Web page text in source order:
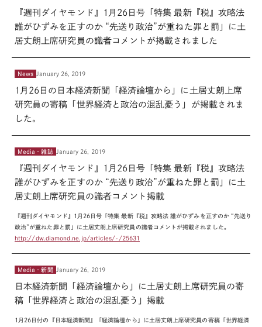
『週刊ダイヤモンド』1月26日号「特集 最新『税』攻略法
誰がひずみを正すのか “先送り政治”が重ねた罪と罰」に土
居丈朗上席研究員の識者コメントが掲載されました
News January 26, 2019
1月26日の日本経済新聞「経済論壇から」に土居丈朗上席
研究員の寄稿「世界経済と政治の混乱憂う」が掲載されま
した。
Media・雑誌 January 26, 2019
『週刊ダイヤモンド』1月26日号「特集 最新『税』攻略法
誰がひずみを正すのか “先送り政治”が重ねた罪と罰」に土
居丈朗上席研究員の識者コメント掲載
『週刊ダイヤモンド』1月26日号「特集 最新『税』攻略法 誰がひずみを正すのか “先送り
政治”が重ねた罪と罰」に土居丈朗上席研究員の識者コメントが掲載されました。
http://dw.diamond.ne.jp/articles/-/25631
Media・新聞 January 26, 2019
日本経済新聞「経済論壇から」に土居丈朗上席研究員の寄
稿「世界経済と政治の混乱憂う」掲載
1月26日付の『日本経済新聞』「経済論壇から」に土居丈朗上席研究員の寄稿「世界経済